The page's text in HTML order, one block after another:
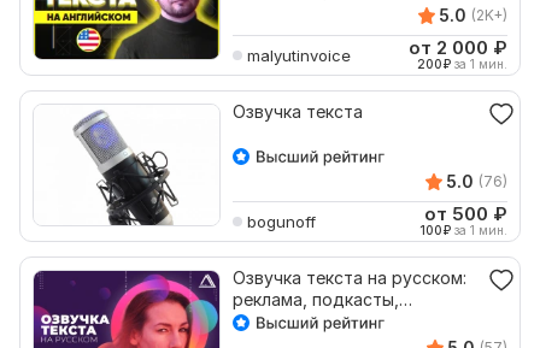
5.0 (2K+)
malyutinvoice от 2 000 ₽
200₽ за 1 мин.
Озвучка текста
5.0 (76)
bogunoff от 500 ₽
100₽ за 1 мин.
Озвучка текста на русском:
реклама, подкасты,
видеоролики, IVR, клипы